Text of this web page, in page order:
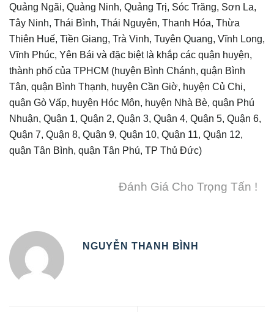
Quảng Ngãi, Quảng Ninh, Quảng Trị, Sóc Trăng, Sơn La,
Tây Ninh, Thái Bình, Thái Nguyên, Thanh Hóa, Thừa
Thiên Huế, Tiền Giang, Trà Vinh, Tuyên Quang, Vĩnh Long,
Vĩnh Phúc, Yên Bái và đặc biệt là khắp các quận huyện,
thành phố của TPHCM (huyện Bình Chánh, quận Bình
Tân, quận Bình Thạnh, huyện Cần Giờ, huyện Củ Chi,
quận Gò Vấp, huyện Hóc Môn, huyện Nhà Bè, quận Phú
Nhuận, Quận 1, Quận 2, Quận 3, Quận 4, Quận 5, Quận 6,
Quận 7, Quận 8, Quận 9, Quận 10, Quận 11, Quận 12,
quận Tân Bình, quận Tân Phú, TP Thủ Đức)
Đánh Giá Cho Trọng Tấn !
NGUYỄN THANH BÌNH